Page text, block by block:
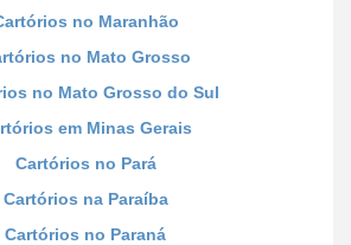
no Maranhão
no Mato Grosso
no Mato Grosso do Sul
em Minas Gerais
Cartórios no Pará
Cartórios na Paraíba
Cartórios no Paraná